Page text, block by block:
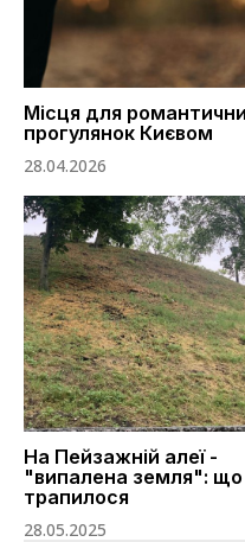
Місця для
прогулянок Києвом
28.04.2026
На Пейзажній алеї -
"випалена земля": що
трапилося
28.05.2025